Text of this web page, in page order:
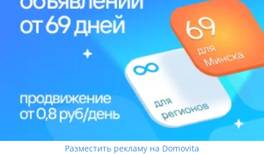
Разместить рекламу на Domovita